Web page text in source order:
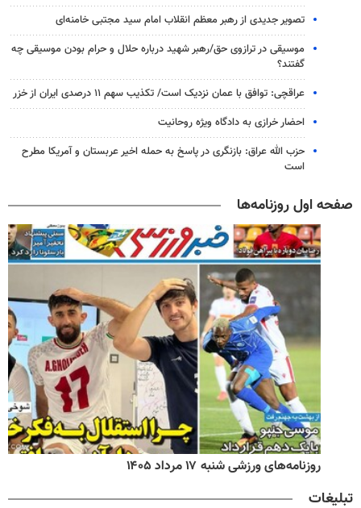
تصویر جدیدی از رهبر معظم انقلاب امام سید مجتبی خامنه‌ای
موسیقی در ترازوی حق/رهبر شهید درباره حلال و حرام بودن موسیقی چه
گفتند؟
عراقچی: توافق با عمان نزدیک است/ تکذیب سهم ۱۱ درصدی ایران از خزر
احضار خرازی به دادگاه ویژه روحانیت
حزب الله عراق: بازنگری در پاسخ به حمله اخیر عربستان و آمریکا مطرح
است
صفحه اول روزنامه‌ها
روزنامه‌های ورزشی شنبه ۱۷ مرداد ۱۴۰۵
تبلیغات